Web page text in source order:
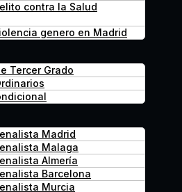
contra la Salud
genero en Madrid
Tercer Grado
Madrid
Malaga
Almería
Barcelona
Murcia